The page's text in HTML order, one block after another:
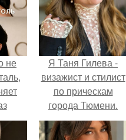
не
Я Таня Гилева -
визажист и стилист
по прическам
города Тюмени.